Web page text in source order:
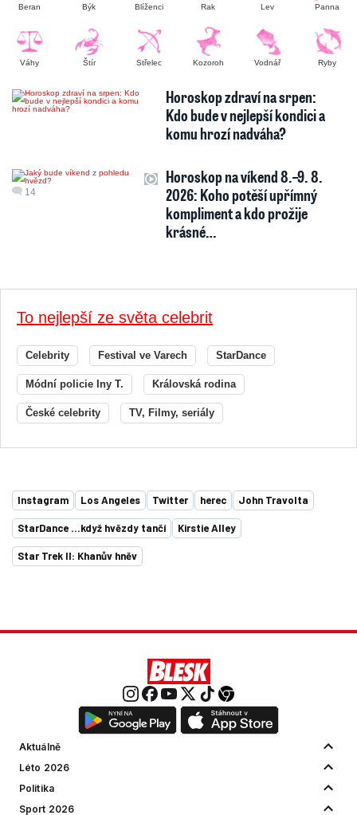
Beran Býk Blíženci Rak Lev Panna
Váhy Štír Střelec Kozoroh Vodnář Ryby
Horoskop zdraví na srpen:
Kdo bude v nejlepší kondici a
komu hrozí nadváha?
14
Horoskop na víkend 8.–9. 8.
2026: Koho potěší upřímný
kompliment a kdo prožije
krásné…
To nejlepší ze světa celebrit
Celebrity Festival ve Varech StarDance
Módní policie Iny T. Královská rodina
České celebrity TV, Filmy, seriály
Instagram Los Angeles Twitter herec John Travolta
StarDance …když hvězdy tančí Kirstie Alley
Star Trek II: Khanův hněv
Aktuálně
Léto 2026
Politika
Sport 2026